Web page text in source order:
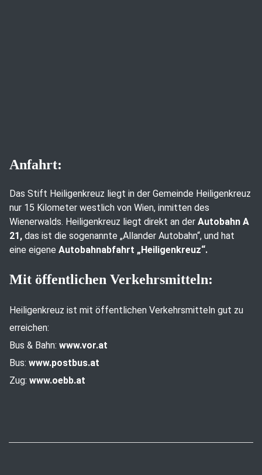
Anfahrt:
Das Stift Heiligenkreuz liegt in der Gemeinde Heiligenkreuz
nur 15 Kilometer westlich von Wien, inmitten des
Wienerwalds. Heiligenkreuz liegt direkt an der Autobahn A
21, das ist die sogenannte „Allander Autobahn“, und hat
eine eigene Autobahnabfahrt „Heiligenkreuz“.
Mit öffentlichen Verkehrsmitteln:
Heiligenkreuz ist mit öffentlichen Verkehrsmitteln gut zu
erreichen:
Bus & Bahn: www.vor.at
Bus: www.postbus.at
Zug: www.oebb.at